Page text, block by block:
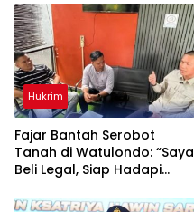
Diamankan
Hukrim
‎Fajar Bantah Serobot
Tanah di Watulondo: “Saya
Beli Legal, Siap Hadapi